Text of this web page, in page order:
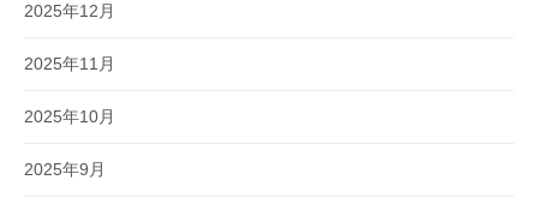
2025年12月
2025年11月
2025年10月
2025年9月